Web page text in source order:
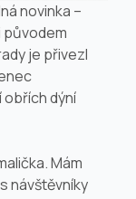
novinka –
původem
je přivezl
dýní
Mám
návštěvníky